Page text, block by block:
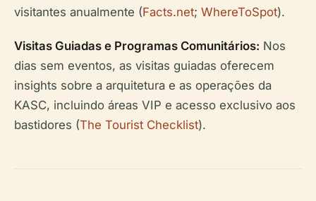
visitantes anualmente (Facts.net; WhereToSpot).
Visitas Guiadas e Programas Comunitários: Nos
dias sem eventos, as visitas guiadas oferecem
insights sobre a arquitetura e as operações da
KASC, incluindo áreas VIP e acesso exclusivo aos
bastidores (The Tourist Checklist).